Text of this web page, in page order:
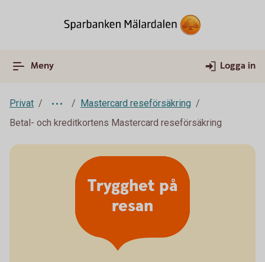
Meny Logga in
Privat
Mastercard reseförsäkring
Betal- och kreditkortens Mastercard reseförsäkring
Trygghet på
resan